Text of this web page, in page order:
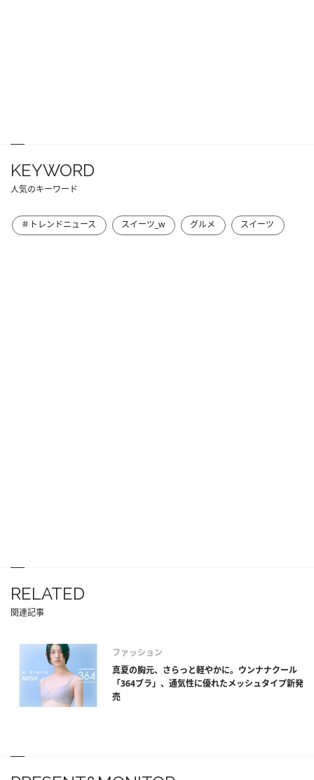
KEYWORD
人気のキーワード
＃トレンドニュース スイーツ_w グルメ スイーツ
RELATED
関連記事
ファッション
真夏の胸元、さらっと軽やかに。ウンナナクール
「364ブラ」、通気性に優れたメッシュタイプ新発
売